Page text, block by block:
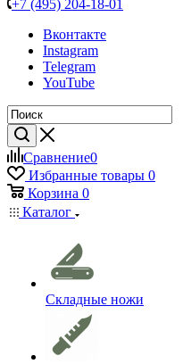
+7 (495) 204-18-01
Вконтакте
Instagram
Telegram
YouTube
Сравнение0
Избранные товары 0
Корзина 0
Каталог
Складные ножи